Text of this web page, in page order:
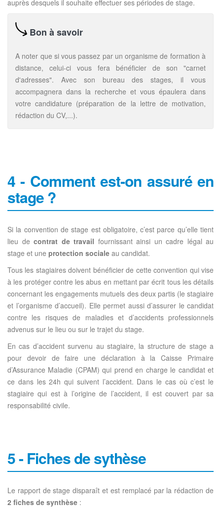
auprès desquels il souhaite effectuer ses périodes de stage.
Bon à savoir
A noter que si vous passez par un organisme de formation à
distance, celui-ci vous fera bénéficier de son "carnet
d'adresses". Avec son bureau des stages, il vous
accompagnera dans la recherche et vous épaulera dans
votre candidature (préparation de la lettre de motivation,
rédaction du CV,...).
4 - Comment est-on assuré en
stage ?
Si la convention de stage est obligatoire, c’est parce qu’elle tient
lieu de contrat de travail fournissant ainsi un cadre légal au
stage et une protection sociale au candidat.
Tous les stagiaires doivent bénéficier de cette convention qui vise
à les protéger contre les abus en mettant par écrit tous les détails
concernant les engagements mutuels des deux partis (le stagiaire
et l’organisme d’accueil). Elle permet aussi d’assurer le candidat
contre les risques de maladies et d’accidents professionnels
advenus sur le lieu ou sur le trajet du stage.
En cas d’accident survenu au stagiaire, la structure de stage a
pour devoir de faire une déclaration à la Caisse Primaire
d’Assurance Maladie (CPAM) qui prend en charge le candidat et
ce dans les 24h qui suivent l’accident. Dans le cas où c’est le
stagiaire qui est à l’origine de l’accident, il est couvert par sa
responsabilité civile.
5 - Fiches de sythèse
Le rapport de stage disparaît et est remplacé par la rédaction de
2 fiches de synthèse :